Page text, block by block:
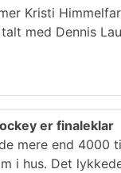
Kristi
med Dennis
er finaleklar
mere end 4000
i hus. Det